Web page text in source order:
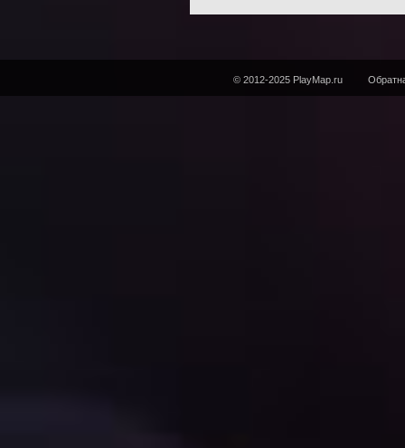
© 2012-2025 PlayMap.ru